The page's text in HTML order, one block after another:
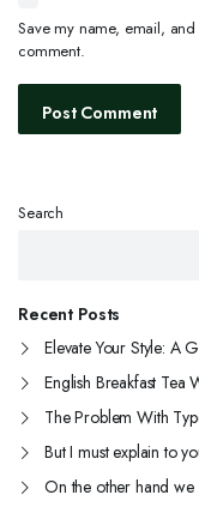
Save my name, email, and
comment.
Search
Recent Posts
Elevate Your Style: A
English Breakfast Tea
The Problem With
But I must explain to
On the other hand